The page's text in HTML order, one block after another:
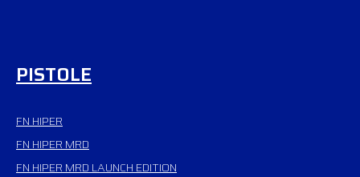
PISTOLE
FN HIPER
FN HIPER MRD
FN HIPER MRD LAUNCH EDITION